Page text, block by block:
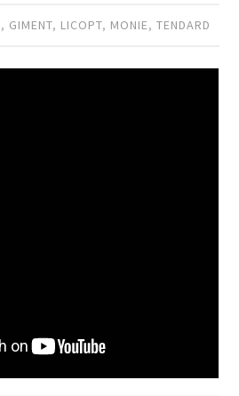
, GIMENT, LICOPT, MONIE,TENDARD